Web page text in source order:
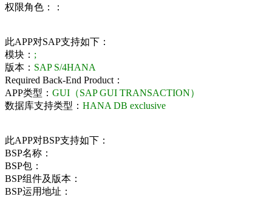
权限角色：：
此APP对SAP支持如下：
模块： ;
版本： SAP S/4HANA
Required Back-End Product：
APP类型： GUI（SAP GUI TRANSACTION）
数据库支持类型： HANA DB exclusive
此APP对BSP支持如下：
BSP名称：
BSP包：
BSP组件及版本：
BSP运用地址：